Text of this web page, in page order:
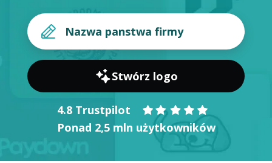
Stwórz logo
4.8 Trustpilot
Ponad 2,5 mln użytkowników